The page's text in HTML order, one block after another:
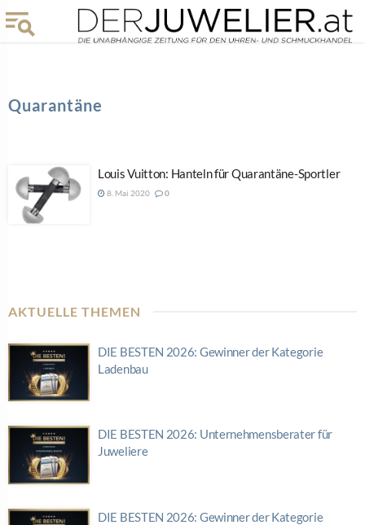
Quarantäne
Louis Vuitton: Hanteln für Quarantäne-Sportler
8. Mai 2020 0
AKTUELLE THEMEN
DIE BESTEN 2026: Gewinner der Kategorie
Ladenbau
DIE BESTEN 2026: Unternehmensberater für
Juweliere
DIE BESTEN 2026: Gewinner der Kategorie